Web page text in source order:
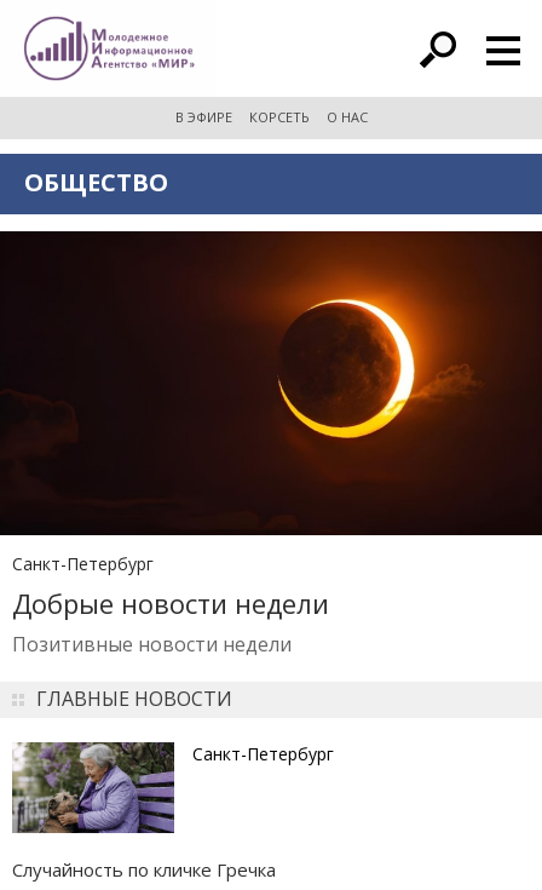
расширенный поиск
В ЭФИРЕ КОРСЕТЬ О НАС
ОБЩЕСТВО
Санкт-Петербург
Добрые новости недели
Позитивные новости недели
ГЛАВНЫЕ НОВОСТИ
Санкт-Петербург
Случайность по кличке Гречка